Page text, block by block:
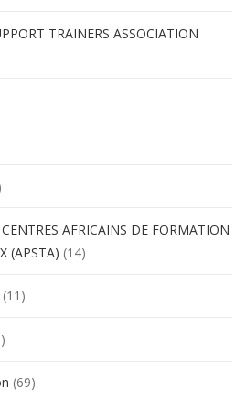
TRAINERS ASSOCIATION
AFRICAINS DE FORMATION
(APSTA) (14)
(11)
(69)